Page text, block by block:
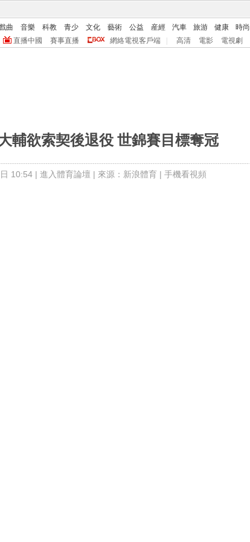
曲 音樂 科教 青少 文化 藝術 公益 産經 汽車 旅游 健康 時尚
直播中國 賽事直播 網絡電視客戶端 高清 電影 電視劇
輔欲索契後退役 世錦賽目標奪冠
10:54 | 進入體育論壇 | 來源：新浪體育 | 手機看視頻